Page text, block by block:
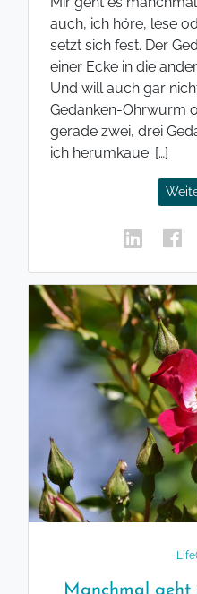
auch, ich höre, lese
setzt sich fest. Der
einer Ecke in die
Und will auch gar
Gedanken-Ohrwurm
gerade zwei, drei
ich herumkaue. […]
Manchmal geht